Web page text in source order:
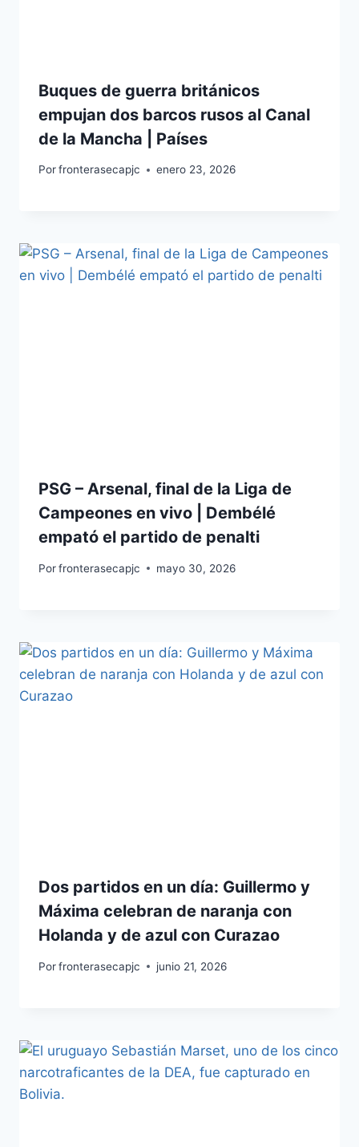
Buques de guerra británicos
empujan dos barcos rusos al Canal
de la Mancha | Países
Porfronterasecapjc enero 23, 2026
PSG – Arsenal, final de la Liga de
Campeones en vivo | Dembélé
empató el partido de penalti
Porfronterasecapjc mayo 30, 2026
Dos partidos en un día: Guillermo y
Máxima celebran de naranja con
Holanda y de azul con Curazao
Porfronterasecapjc junio 21, 2026